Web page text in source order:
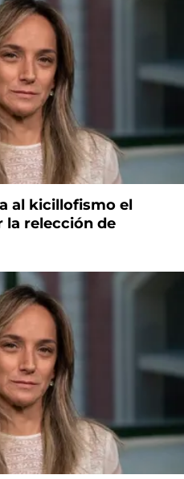
al kicillofismo el
la relección de